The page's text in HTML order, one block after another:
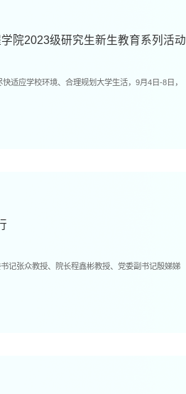
2023级研究生新生教育系列活动
适应学校环境、合理规划大学生活，9月4日-8日，
记张众教授、院长程鑫彬教授、党委副书记殷娣娣